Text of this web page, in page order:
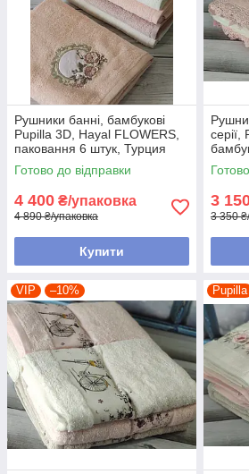
Рушники банні, бамбукові
Pupilla 3D, Hayal FLOWERS,
паковання 6 штук, Турция
Готово до відправки
4 400 ₴/упаковка
4 890 ₴/упаковка
Купити
3
3 350
VIP –10% Pupilla